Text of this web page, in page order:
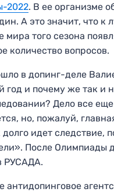
2022. В ее организме
А это значит, что к
мира того сезона
количество вопросов.
в допинг-деле
и почему же так и
Дело все еще
но, пожалуй,
долго идет следствие,
После Олимпиады
РУСАДА.
антидопинговое